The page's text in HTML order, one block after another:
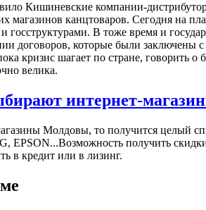
Кишиневские компании-
магазинов канцтоваров. Сегодня на
В тоже время и
договоров, которые были заключены
кризис шагает по стране, говорить о
велика.
интернет-
Молдовы, то получится целый
получить скидки,
в кредит или в лизинг.